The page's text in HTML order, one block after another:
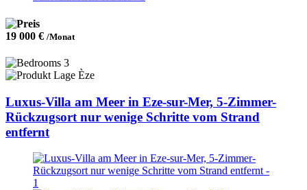
19 000 € /Monat
3
Èze
Luxus-Villa am Meer in Eze-sur-Mer, 5-Zimmer-
Rückzugsort nur wenige Schritte vom Strand
entfernt